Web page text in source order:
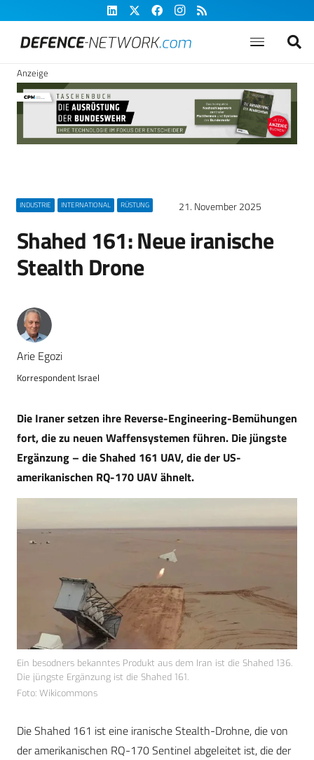
Anzeige
INDUSTRIE INTERNATIONAL RÜSTUNG 21. November 2025
Shahed 161: Neue iranische
Stealth Drone
Arie Egozi
Korrespondent Israel
Die Iraner setzen ihre Reverse-Engineering-Bemühungen
fort, die zu neuen Waffensystemen führen. Die jüngste
Ergänzung – die Shahed 161 UAV, die der US-
amerikanischen RQ-170 UAV ähnelt.
Ein besodners bekanntes Produkt aus dem Iran ist die Shahed 136.
Die jüngste Ergänzung ist die Shahed 161.
Foto: Wikicommons
Die Shahed 161 ist eine iranische Stealth-Drohne, die von
der amerikanischen RQ-170 Sentinel abgeleitet ist, die der